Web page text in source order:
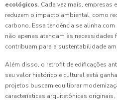
ecológicos. Cada vez mais,
reduzem o impacto ambiental, como
carbono. Essa tendência se alinha
não apenas atendam às necessidades
contribuam para a sustentabilidade
Além disso, o retrofit de edificações
seu valor histórico e cultural está
projetos buscam equilibrar
características arquitetônicas